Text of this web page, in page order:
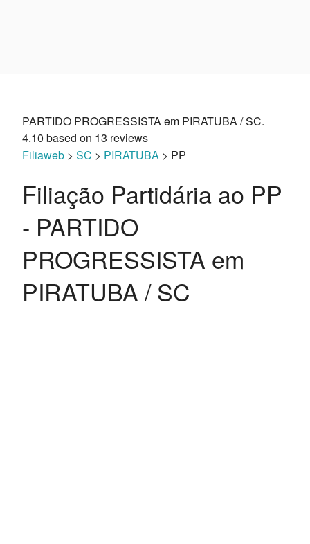
PARTIDO PROGRESSISTA em PIRATUBA / SC.
4.10 based on 13 reviews
Filiaweb > SC > PIRATUBA > PP
Filiação Partidária ao PP
- PARTIDO
PROGRESSISTA em
PIRATUBA / SC